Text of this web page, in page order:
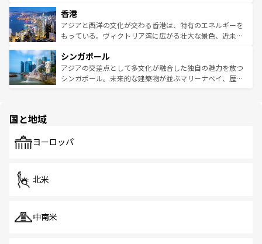
とつ。フォーやバインミー、ベトナムコーヒーなどは、ぜ
ひ現地で味わいたい。どの地域を訪れてもあたたかい人々
が旅行者を迎えてくれるので、きっと忘れられない旅にな
参照してほしい。
の活気が交差している。北部ではチェンマイなどの山岳地
帯で自然と触れ合い、南部ではプーケットやクラビの美し
いビーチでリゾート気分を楽しむことができる。タイ料理
激する。気候は一年中温暖で、どの季節にも異なる楽しみ
が待っている。親しみやすいタイの人々、仏教を中心とし
た文化、そして多様な観光資源が、訪れる旅人を魅了し続
香港
アジアと西洋の文化が交わる香港は、特有のエネルギーを
もっている。ヴィクトリア湾に広がる壮大な景色、近未来
み、どこを訪れても感動するはず。観光スポットが密集し
ており、効率よく見どころを回れるのも魅力。息をのむよ
うな絶景から文化的な体験まで、香港を存分に楽しみ尽く
シンガポール
アジアの交差点として多文化が融合した独自の魅力を放つ
シンガポール。未来的な建築物が並ぶマリーナベイ、歴史
で、ホーカーズは地元の風情を楽しめる外せないスポット
国と地域
ヨーロッパ
北米
中南米